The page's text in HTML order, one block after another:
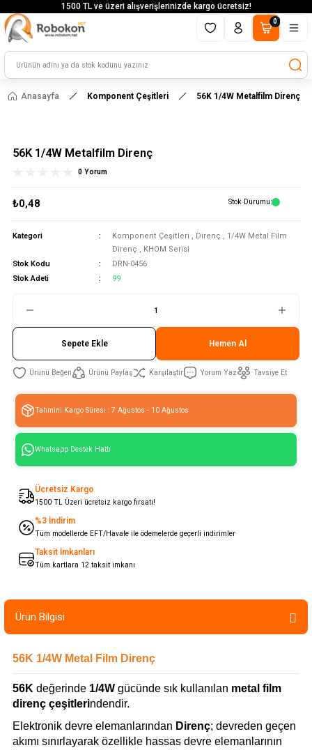
1500 TL ve üzeri alışverişlerinizde kargo ücretsiz!
0
Anasayfa Komponent Çeşitleri 56K 1/4W Metalfilm Direnç
56K 1/4W Metalfilm Direnç
0 Yorum
₺0,48 Stok Durumu
Kategori Komponent Çeşitleri , Direnç , 1/4W Metal Film
Direnç , KHOM Serisi
Stok Kodu
DRN-0456
Stok Adeti
99
Sepete Ekle Hemen Al
Ürünü Paylaş Karşılaştır Yorum Yaz Tavsiye Et
Tahmini Kargo Süresi : 7 Ağustos - 10 Ağustos
Whatsapp Destek Hattı
Ücretsiz Kargo
1500 TL Üzeri ücretsiz kargo fırsatı!
%3 İndirim
Tüm modellerde EFT/Havale ile ödemelerde geçerli indirimler
Taksit İmkanları
Tüm kartlara 12 taksit imkanı
Ürün Bilgisi
56K 1/4W Metal Film Direnç
56K değerinde 1/4W gücünde sık kullanılan metal film
direnç çeşitlerindendir.
Elektronik devre elemanlarından Direnç; devreden geçen
akımı sınırlayarak özellikle hassas devre elemanlarının